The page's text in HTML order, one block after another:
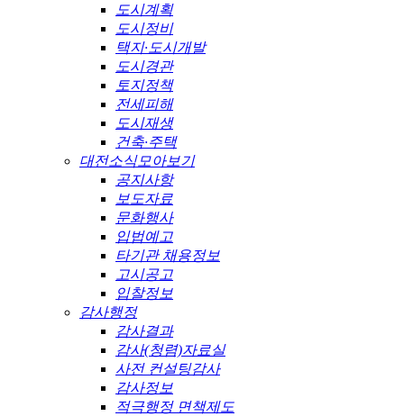
도시계획
도시정비
택지·도시개발
도시경관
토지정책
전세피해
도시재생
건축·주택
대전소식모아보기
공지사항
보도자료
문화행사
입법예고
타기관 채용정보
고시공고
입찰정보
감사행정
감사결과
감사(청렴)자료실
사전 컨설팅감사
감사정보
적극행정 면책제도